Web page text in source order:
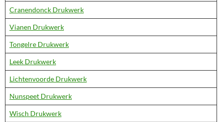
Cranendonck Drukwerk
Vianen Drukwerk
Tongelre Drukwerk
Leek Drukwerk
Lichtenvoorde Drukwerk
Nunspeet Drukwerk
Wisch Drukwerk